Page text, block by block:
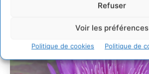
Refuser
Voir les préférences
Politique de cookies Politique de